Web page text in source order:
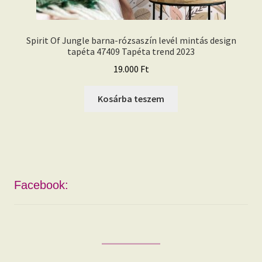
Spirit Of Jungle barna-rózsaszín levél mintás design
tapéta 47409 Tapéta trend 2023
19.000 Ft
Kosárba teszem
Facebook: